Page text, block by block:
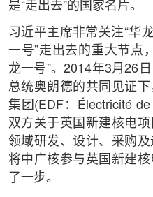
是“走出去”的国家名片。
习近平主席非常关注“华
一号”走出去的重大节点
龙一号”。2014年3月26
总统奥朗德的共同见证
集团(EDF：Électricité
双方关于英国新建核电
领域研发、设计、采购及
将中广核参与英国新建
了一步。